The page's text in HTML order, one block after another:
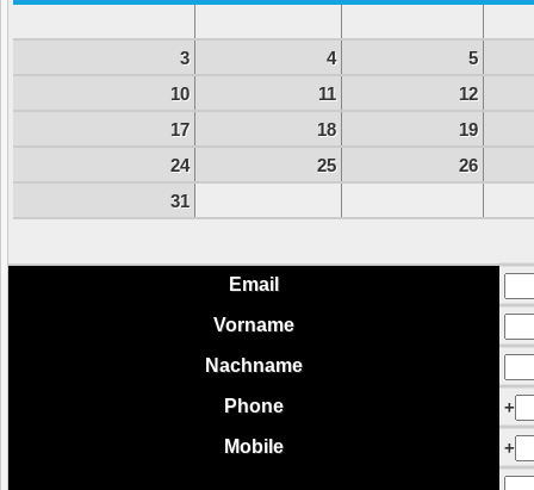
3 4
5
10
11
12
17
18
19
24
25
26
31
Email
Vorname
Nachname
Phone
+
Mobile
+